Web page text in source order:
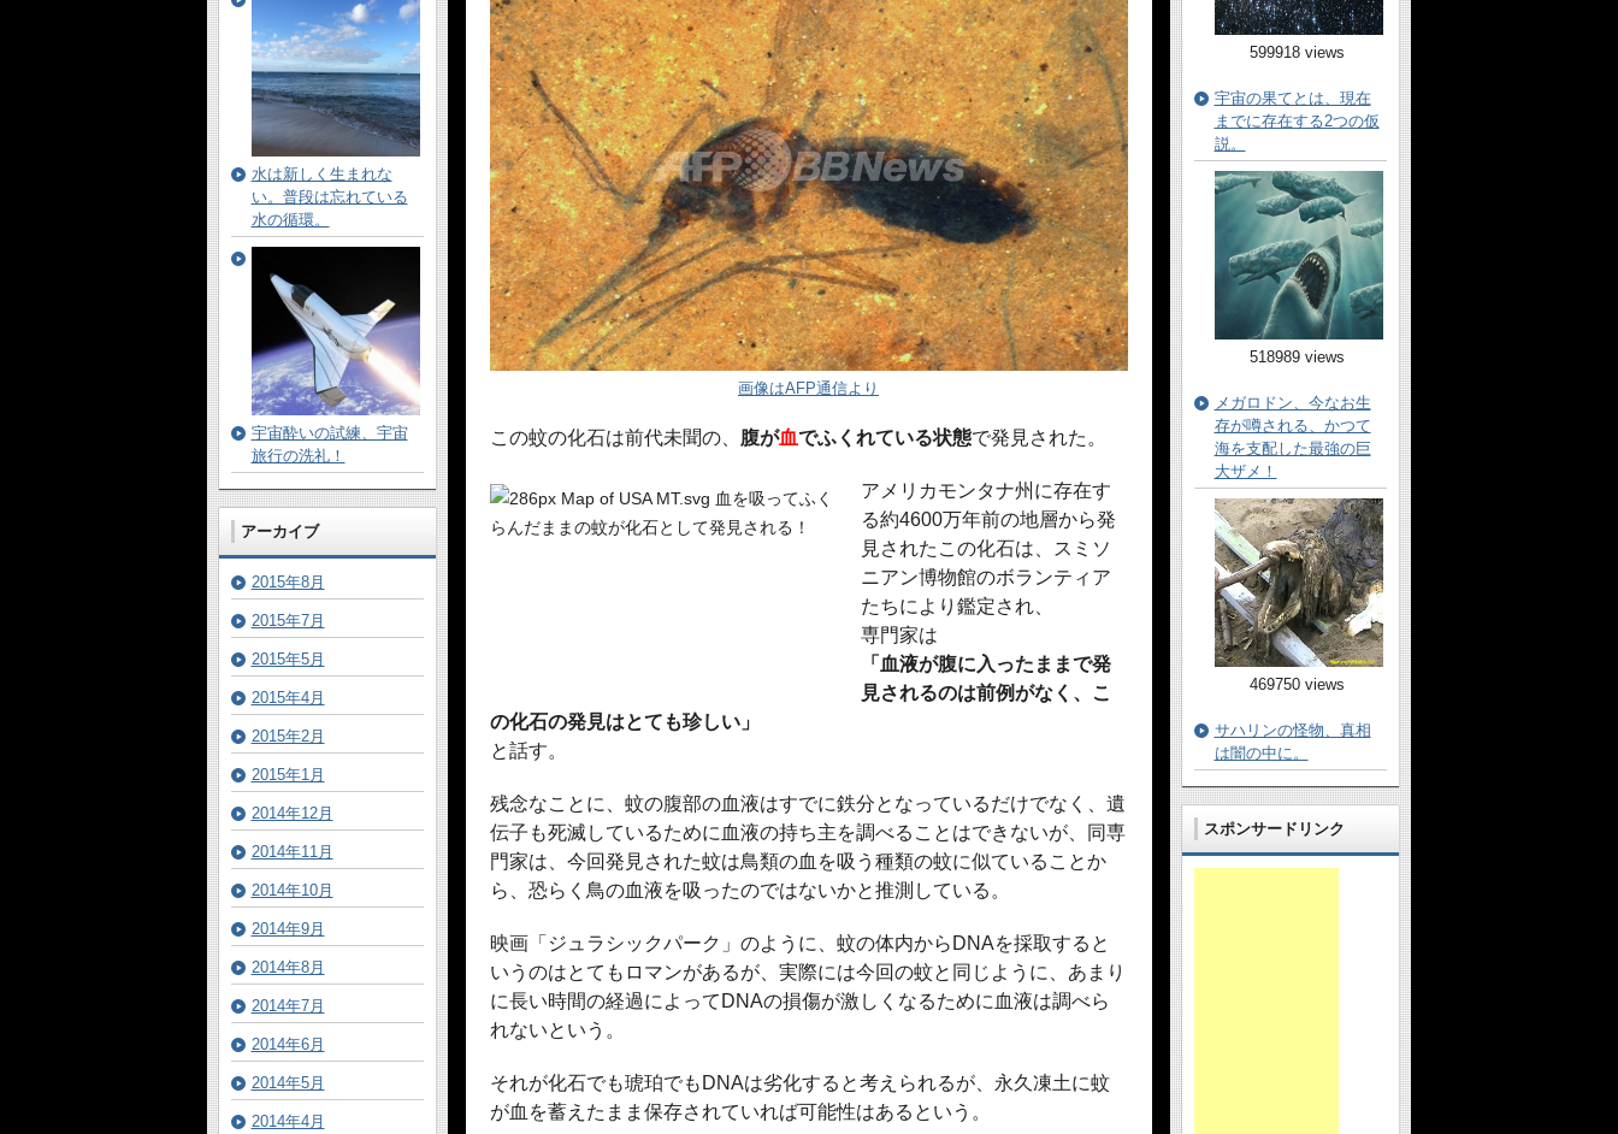
画像はAFP通信より
この蚊の化石は前代未聞の、 腹が血でふくれている状態で発見された。
アメリカモンタナ州に存在す
る約4600万年前の地層から発
見されたこの化石は、スミソ
ニアン博物館のボランティア
たちにより鑑定され、
専門家は
「血液が腹に入ったままで発
見されるのは前例がなく、こ
の化石の発見はとても珍しい」
と話す。
残念なことに、蚊の腹部の血液はすでに鉄分となっているだけでなく、遺
伝子も死滅しているために血液の持ち主を調べることはできないが、同専
門家は、今回発見された蚊は鳥類の血を吸う種類の蚊に似ていることか
ら、恐らく鳥の血液を吸ったのではないかと推測している。
映画「ジュラシックパーク」のように、蚊の体内からDNAを採取すると
いうのはとてもロマンがあるが、実際には今回の蚊と同じように、あまり
に長い時間の経過によってDNAの損傷が激しくなるために血液は調べら
れないという。
それが化石でも琥珀でもDNAは劣化すると考えられるが、永久凍土に蚊
が血を蓄えたまま保存されていれば可能性はあるという。
水は新しく生まれな
い。普段は忘れている
水の循環。
宇宙酔いの試練、宇宙
旅行の洗礼！
アーカイブ
2015年8月
2015年7月
2015年5月
2015年4月
2015年2月
2015年1月
2014年12月
2014年11月
2014年10月
2014年9月
2014年8月
2014年7月
2014年6月
2014年5月
2014年4月
599918 views
宇宙の果てとは、現在
までに存在する2つの仮
説。
518989 views
メガロドン、今なお生
存が噂される、かつて
海を支配した最強の巨
大ザメ！
469750 views
サハリンの怪物、真相
は闇の中に。
スポンサードリンク